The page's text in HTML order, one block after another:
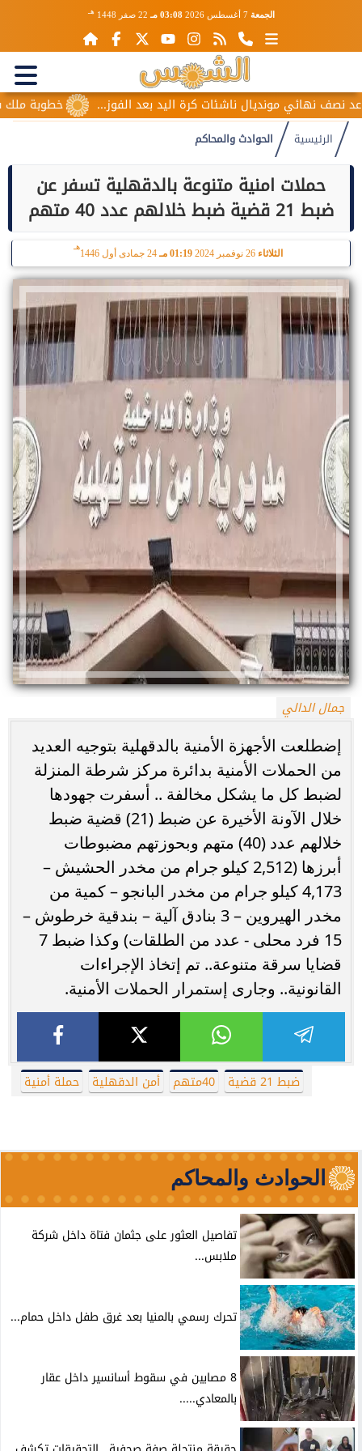
الجمعة 7 أغسطس 2026 03:08 مـ 22 صفر 1448 هـ
خطوبة ملك نهائي مونديال ناشئات كرة اليد بعد الفوز...
الرئيسية الحوادث والمحاكم
حملات امنية متنوعة بالدقهلية تسفر عن
ضبط 21 قضية ضبط خلالهم عدد 40 متهم
الثلاثاء 26 نوفمبر 2024 01:19 مـ 24 جمادى أول 1446
هـ
جمال الدالي
إضطلعت الأجهزة الأمنية بالدقهلية بتوجيه العديد
من الحملات الأمنية بدائرة مركز شرطة المنزلة
لضبط كل ما يشكل مخالفة .. أسفرت جهودها
خلال الآونة الأخيرة عن ضبط (21) قضية ضبط
خلالهم عدد (40) متهم وبحوزتهم مضبوطات
أبرزها (2,512 كيلو جرام من مخدر الحشيش –
4,173 كيلو جرام من مخدر البانجو – كمية من
مخدر الهيروين – 3 بنادق آلية – بندقية خرطوش –
15 فرد محلى - عدد من الطلقات) وكذا ضبط 7
قضايا سرقة متنوعة.. تم إتخاذ الإجراءات
القانونية.. وجارى إستمرار الحملات الأمنية.
ضبط 21 قضية 40متهم أمن الدقهلية حملة أمنية
الحوادث والمحاكم
تفاصيل العثور على جثمان فتاة داخل شركة
ملابس...
تحرك رسمي بالمنيا بعد غرق طفل داخل حمام...
8 مصابين في سقوط أسانسير داخل عقار
بالمعادي.....